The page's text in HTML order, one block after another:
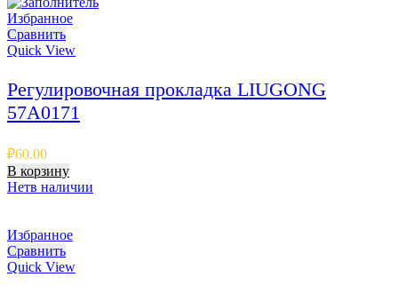
Избранное
Сравнить
Quick View
Регулировочная прокладка LIUGONG
57A0171
₽60.00
В корзину
Нетв наличии
Избранное
Сравнить
Quick View